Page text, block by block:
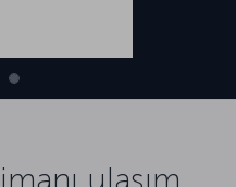
ulaşım